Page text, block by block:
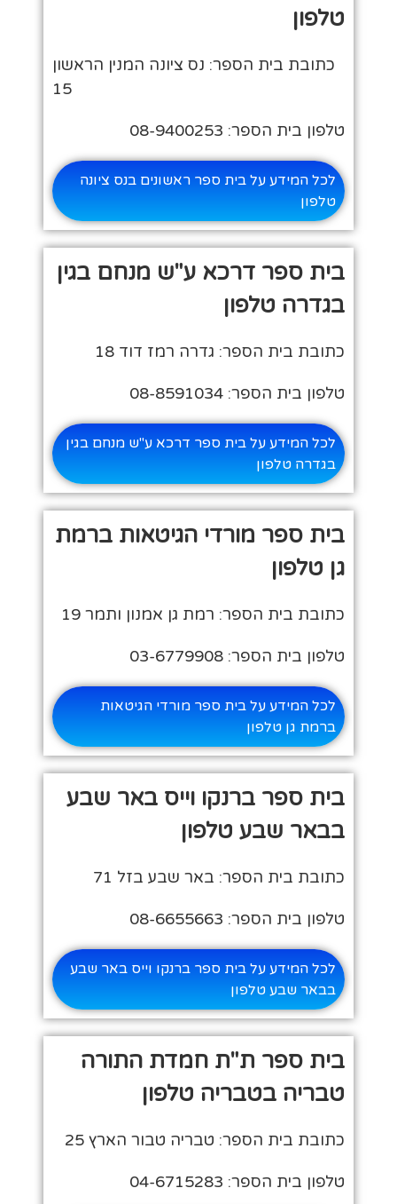
טלפון
כתובת בית הספר: נס ציונה המנין הראשון
15
טלפון בית הספר: 08-9400253
לכל המידע על בית ספר ראשונים בנס ציונה
טלפון
בית ספר דרכא ע"ש מנחם בגין
בגדרה טלפון
כתובת בית הספר: גדרה רמז דוד 18
טלפון בית הספר: 08-8591034
לכל המידע על בית ספר דרכא ע"ש מנחם בגין
בגדרה טלפון
בית ספר מורדי הגיטאות ברמת
גן טלפון
כתובת בית הספר: רמת גן אמנון ותמר 19
טלפון בית הספר: 03-6779908
לכל המידע על בית ספר מורדי הגיטאות
ברמת גן טלפון
בית ספר ברנקו וייס באר שבע
בבאר שבע טלפון
כתובת בית הספר: באר שבע בזל 71
טלפון בית הספר: 08-6655663
לכל המידע על בית ספר ברנקו וייס באר שבע
בבאר שבע טלפון
בית ספר ת"ת חמדת התורה
טבריה בטבריה טלפון
כתובת בית הספר: טבריה טבור הארץ 25
טלפון בית הספר: 04-6715283